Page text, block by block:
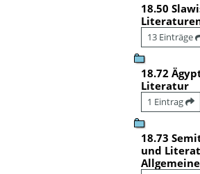
18.50
13 Einträge
18.72
Literatur
1 Eintrag
18.73
und